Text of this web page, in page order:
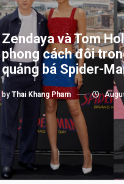
Zendaya và Tom
phong cách đôi
quảng bá Spider-
by Thai Khang Pham